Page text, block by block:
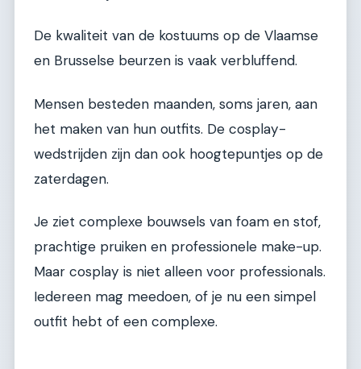
De kwaliteit van de kostuums op de Vlaamse
en Brusselse beurzen is vaak verbluffend.
Mensen besteden maanden, soms jaren, aan
het maken van hun outfits. De cosplay-
wedstrijden zijn dan ook hoogtepuntjes op de
zaterdagen.
Je ziet complexe bouwsels van foam en stof,
prachtige pruiken en professionele make-up.
Maar cosplay is niet alleen voor professionals.
Iedereen mag meedoen, of je nu een simpel
outfit hebt of een complexe.